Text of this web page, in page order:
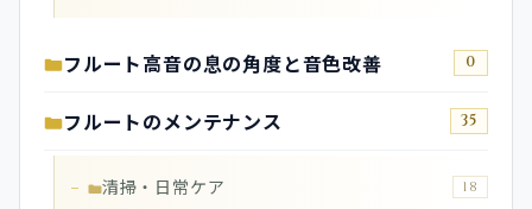
フルート高音の息の角度と音色改善 0
フルートのメンテナンス 35
清掃・日常ケア 18